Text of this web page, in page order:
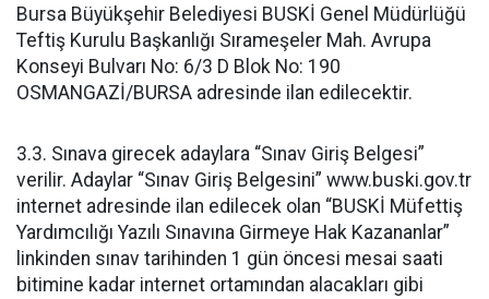
Bursa Büyükşehir Belediyesi BUSKİ Genel Müdürlüğü
Teftiş Kurulu Başkanlığı Sırameşeler Mah. Avrupa
Konseyi Bulvarı No: 6/3 D Blok No: 190
OSMANGAZİ/BURSA adresinde ilan edilecektir.
3.3. Sınava girecek adaylara “Sınav Giriş Belgesi”
verilir. Adaylar “Sınav Giriş Belgesini” www.buski.gov.tr
internet adresinde ilan edilecek olan “BUSKİ Müfettiş
Yardımcılığı Yazılı Sınavına Girmeye Hak Kazananlar”
linkinden sınav tarihinden 1 gün öncesi mesai saati
bitimine kadar internet ortamından alacakları gibi